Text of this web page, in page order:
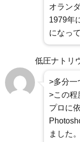
オラン
1979年
になっ
低圧ナトリ
>多分一
>この程
プロに
ました。